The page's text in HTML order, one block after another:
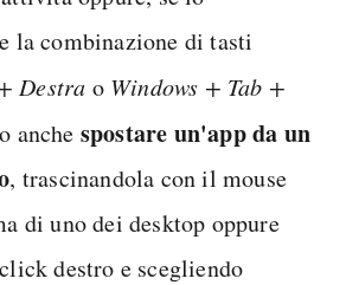
la combinazione di tasti
Destra o Windows + Tab +
anche spostare un'app da un
, trascinandola con il mouse
di uno dei desktop oppure
destro e scegliendo